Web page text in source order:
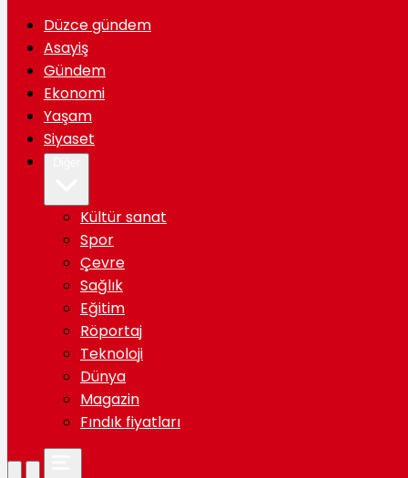
Düzce gündem
Asayiş
Gündem
Ekonomi
Yaşam
Siyaset
Kültür sanat
Spor
Çevre
Sağlık
Eğitim
Röportaj
Teknoloji
Dünya
Magazin
Fındık fiyatları